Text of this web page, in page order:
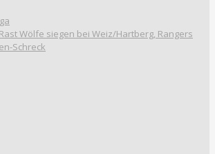
Wölfe siegen bei Weiz/Hartberg, Rangers
Schreck